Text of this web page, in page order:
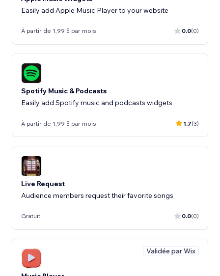
Easily add Apple Music Player to your website
À partir de 1,99 $ par mois 0.0(0)
Spotify Music & Podcasts
Easily add Spotify music and podcasts widgets
À partir de 1,99 $ par mois 1.7(3)
Live Request
Audience members request their favorite songs
Gratuit 0.0(0)
Validée par Wix